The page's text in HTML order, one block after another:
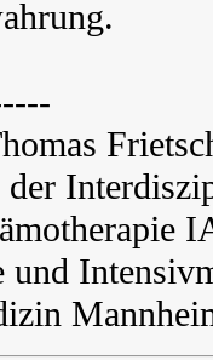
der
und